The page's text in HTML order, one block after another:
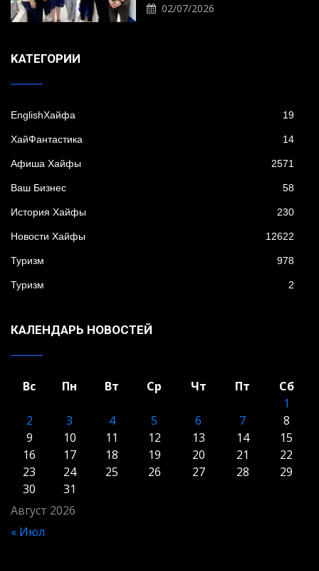
02/07/2026
KАТЕГОРИИ
EnglishХайфа 19
XайФантастика 14
Афиша Хайфы 2571
Ваш Бизнес 58
История Хайфы 230
Новости Хайфы 12622
Туризм 978
Туризм 2
КАЛЕНДАРЬ НОВОСТЕЙ
Август 2026
Вс Пн Вт Ср Чт Пт
Сб
1
2
3 4 5 6 7
8
9
10 11 12 13 14
15
16
17 18 19 20 21
22
23
24 25 26 27 28
29
30
31
« Июл